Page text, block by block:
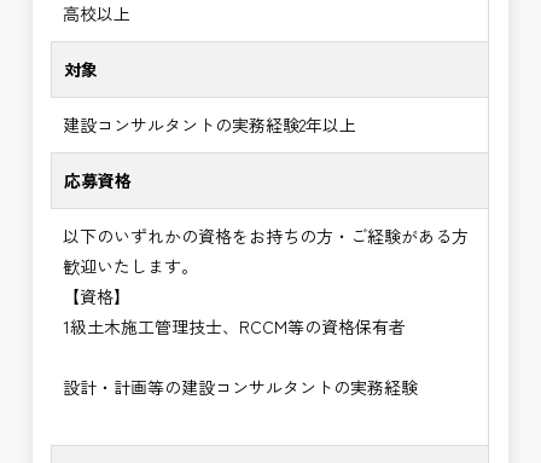
高校以上
対象
建設コンサルタントの実務経験2年以上
応募資格
以下のいずれかの資格をお持ちの方・ご経験がある方
歓迎いたします。
【資格】
1級土木施工管理技士、RCCM等の資格保有者
設計・計画等の建設コンサルタントの実務経験